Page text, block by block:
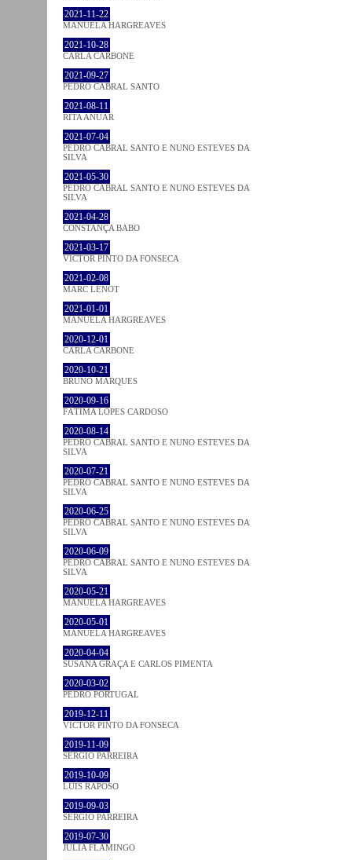
2021-11-22
MANUELA HARGREAVES
2021-10-28
CARLA CARBONE
2021-09-27
PEDRO CABRAL SANTO
2021-08-11
RITA ANUAR
2021-07-04
PEDRO CABRAL SANTO E NUNO ESTEVES DA
SILVA
2021-05-30
PEDRO CABRAL SANTO E NUNO ESTEVES DA
SILVA
2021-04-28
CONSTANÇA BABO
2021-03-17
VICTOR PINTO DA FONSECA
2021-02-08
MARC LENOT
2021-01-01
MANUELA HARGREAVES
2020-12-01
CARLA CARBONE
2020-10-21
BRUNO MARQUES
2020-09-16
FÁTIMA LOPES CARDOSO
2020-08-14
PEDRO CABRAL SANTO E NUNO ESTEVES DA
SILVA
2020-07-21
PEDRO CABRAL SANTO E NUNO ESTEVES DA
SILVA
2020-06-25
PEDRO CABRAL SANTO E NUNO ESTEVES DA
SILVA
2020-06-09
PEDRO CABRAL SANTO E NUNO ESTEVES DA
SILVA
2020-05-21
MANUELA HARGREAVES
2020-05-01
MANUELA HARGREAVES
2020-04-04
SUSANA GRAÇA E CARLOS PIMENTA
2020-03-02
PEDRO PORTUGAL
2019-12-11
VICTOR PINTO DA FONSECA
2019-11-09
SÉRGIO PARREIRA
2019-10-09
LUÍS RAPOSO
2019-09-03
SÉRGIO PARREIRA
2019-07-30
JULIA FLAMINGO